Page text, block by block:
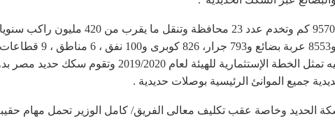
متر مربع أراضى الهيئة صالحة للإستثمار بالإضافة إلى 11 مليار جنيه
جميع الموانئ الرئيسية بوصلات حديدية .
الحديد وخاصة عقب تكليف معالى الفريق/ كامل الوزير تحمل مهام